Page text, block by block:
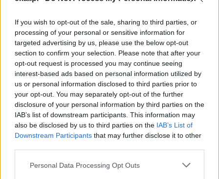
If you wish to opt-out of the sale, sharing to third parties, or
processing of your personal or sensitive information for
targeted advertising by us, please use the below opt-out
section to confirm your selection. Please note that after your
opt-out request is processed you may continue seeing
interest-based ads based on personal information utilized by
us or personal information disclosed to third parties prior to
your opt-out. You may separately opt-out of the further
disclosure of your personal information by third parties on the
IAB’s list of downstream participants. This information may
also be disclosed by us to third parties on the IAB’s List of
Downstream Participants that may further disclose it to other
Personal Data Processing Opt Outs
Najnowsze
07 sierpnia 2026 | 20:51
Franciszkanie z Kustodii Ziemi Świętej świętowali Przemienienie
Pańskie
07 sierpnia 2026 | 19:41
Kard. Tagle: Przemienienie Jezusa w świecie oszpeconym wojną
za słowa o broni atomowej